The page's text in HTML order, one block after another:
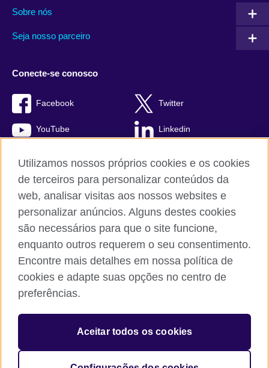
Sobre nós
Seja nosso parceiro
Conecte-se conosco
Facebook Twitter
YouTube Linkedin
British Council global
Comentários e reclamações
Política de privacidade e termos de uso
© 2026 British Council
The United Kingdom’s international organisation for cultural
Utilizamos nossos próprios cookies e os cookies
de terceiros para personalizar conteúdos da
web, analisar visitas aos nossos websites e
personalizar anúncios. Alguns destes cookies
são necessários para que o site funcione,
enquanto outros requerem o seu consentimento.
Encontre mais detalhes em nossa política de
cookies e adapte suas opções no centro de
preferências.
Aceitar todos os cookies